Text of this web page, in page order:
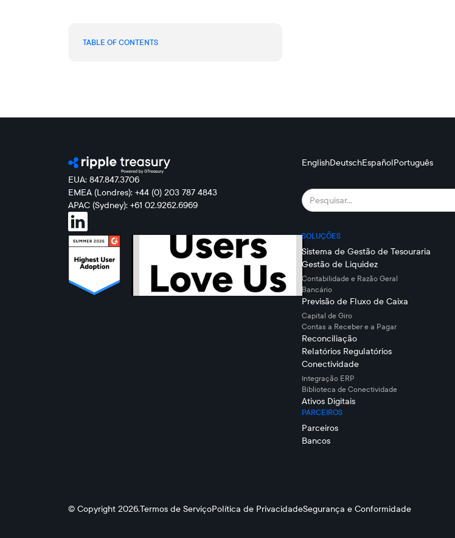
TABLE OF CONTENTS
EUA: 847.847.3706
EMEA (Londres): +44 (0) 203 787 4843
APAC (Sydney): +61 02.9262.6969
EnglishDeutschEspañolPortuguês
SOLUÇÕES
Sistema de Gestão de Tesouraria
Gestão de Liquidez
Contabilidade e Razão Geral
Bancário
Previsão de Fluxo de Caixa
Capital de Giro
Contas a Receber e a Pagar
Reconciliação
Relatórios Regulatórios
Conectividade
Integração ERP
Biblioteca de Conectividade
Ativos Digitais
PARCEIROS
Parceiros
Bancos
© Copyright 2026.Termos de ServiçoPolítica de PrivacidadeSegurança e Conformidade